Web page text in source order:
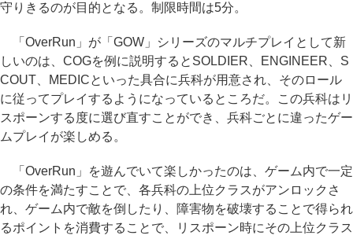
守りきるのが目的となる。制限時間は5分。
「OverRun」が「GOW」シリーズのマルチプレイとして新
しいのは、COGを例に説明するとSOLDIER、ENGINEER、S
COUT、MEDICといった具合に兵科が用意され、そのロール
に従ってプレイするようになっているところだ。この兵科はリ
スポーンする度に選び直すことができ、兵科ごとに違ったゲー
ムプレイが楽しめる。
「OverRun」を遊んでいて楽しかったのは、ゲーム内で一定
の条件を満たすことで、各兵科の上位クラスがアンロックさ
れ、ゲーム内で敵を倒したり、障害物を破壊することで得られ
るポイントを消費することで、リスポーン時にその上位クラス